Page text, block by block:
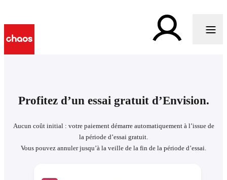
Profitez d’un essai gratuit d’Envision.
Aucun coût initial : votre paiement démarre automatiquement à l’issue de
la période d’essai gratuit.
Vous pouvez annuler jusqu’à la veille de la fin de la période d’essai.